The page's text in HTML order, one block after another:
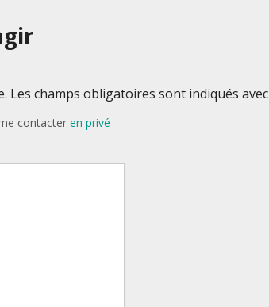
Les champs obligatoires sont indiqués avec
contacter en privé